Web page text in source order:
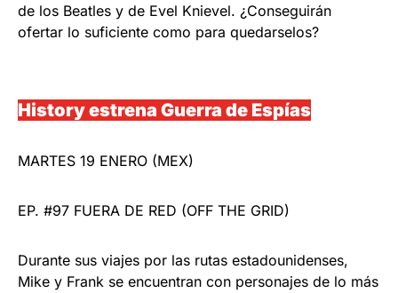
de los Beatles y de Evel Knievel. ¿Conseguirán
ofertar lo suficiente como para quedarselos?
History estrena Guerra de Espías
MARTES 19 ENERO (MEX)
EP. #97 FUERA DE RED (OFF THE GRID)
Durante sus viajes por las rutas estadounidenses,
Mike y Frank se encuentran con personajes de lo más